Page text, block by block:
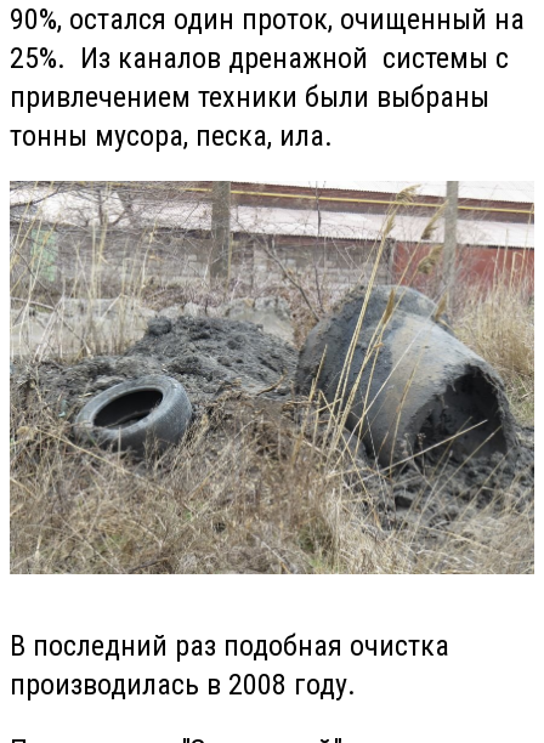
90%, остался один проток, очищенный на
25%. Из каналов дренажной системы с
привлечением техники были выбраны
тонны мусора, песка, ила.
В последний раз подобная очистка
производилась в 2008 году.